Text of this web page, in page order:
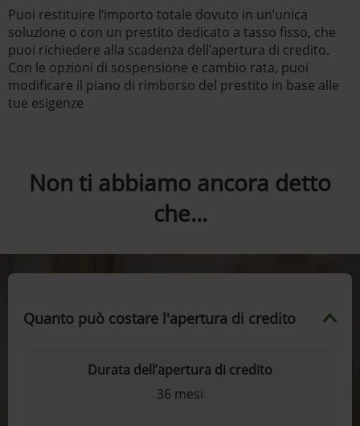
Puoi restituire l’importo totale dovuto in un’unica
soluzione o con un prestito dedicato a tasso fisso, che
puoi richiedere alla scadenza dell’apertura di credito.
Con le opzioni di sospensione e cambio rata, puoi
modificare il piano di rimborso del prestito in base alle
tue esigenze
Non ti abbiamo ancora detto
che...
Quanto può costare l'apertura di credito
Durata dell’apertura di credito
36 mesi